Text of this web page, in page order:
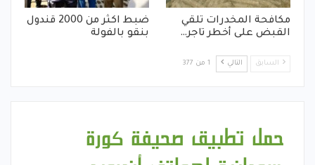
مكافحة المخدرات تلقي
القبض على أخطر تاجر…
ضبط اكثر من 2000 قندول
بنقو بالفولة
السابق التالي 1 من 377